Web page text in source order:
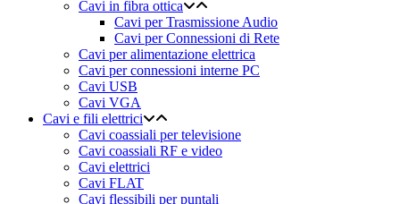
Cavi in fibra ottica
Cavi per Trasmissione Audio
Cavi per Connessioni di Rete
Cavi per alimentazione elettrica
Cavi per connessioni interne PC
Cavi USB
Cavi VGA
Cavi e fili elettrici
Cavi coassiali per televisione
Cavi coassiali RF e video
Cavi elettrici
Cavi FLAT
Cavi flessibili per puntali